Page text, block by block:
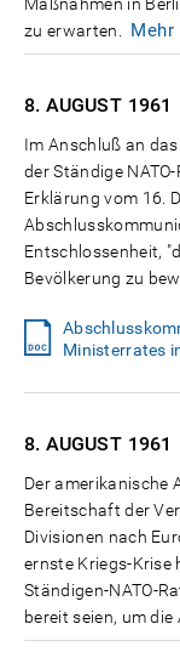
zu erwarten.
Mehr
8. AUGUST 1961
Im Anschluß an
der Ständige
Erklärung vom 16.
Entschlossenheit,
Bevölkerung zu
Ministerrates
8. AUGUST 1961
Der amerikanische
Bereitschaft der
Divisionen nach
ernste Kriegs-Krise
Ständigen-NATO-
bereit seien, um die